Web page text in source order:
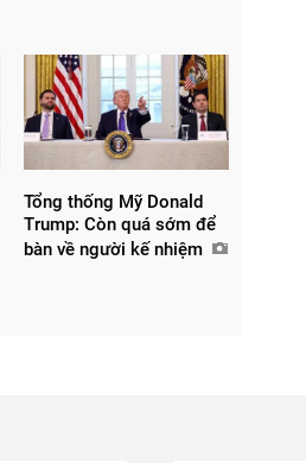
Tổng thống Mỹ Donald
Trump: Còn quá sớm để
bàn về người kế nhiệm